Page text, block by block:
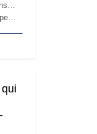
la
des